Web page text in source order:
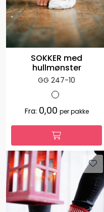
SOKKER med
hullmønster
GG 247-10
Fra: 0,00 per pakke